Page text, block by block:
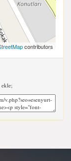
contributors
ekle;